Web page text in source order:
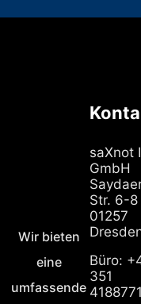
Wir bieten
eine
umfassende
saXnot
GmbH
Str. 6-8
01257
Büro:
351